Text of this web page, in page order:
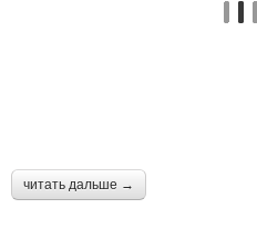
читать дальше →